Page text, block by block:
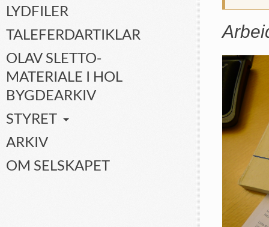
LYDFILER
TALEFERDARTIKLAR
OLAV SLETTO-
MATERIALE I HOL
BYGDEARKIV
STYRET
ARKIV
OM SELSKAPET